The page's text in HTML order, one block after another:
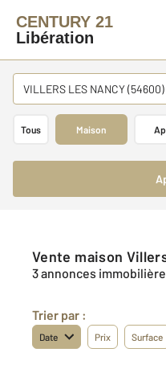
CENTURY 21
Libération
VILLERS LES NANCY (54600)
Tous Maison
Vente maison
3 annonces
Trier par :
Date Prix Surface